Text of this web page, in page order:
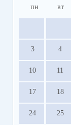
пн вт
3 4
10 11
17 18
24 25